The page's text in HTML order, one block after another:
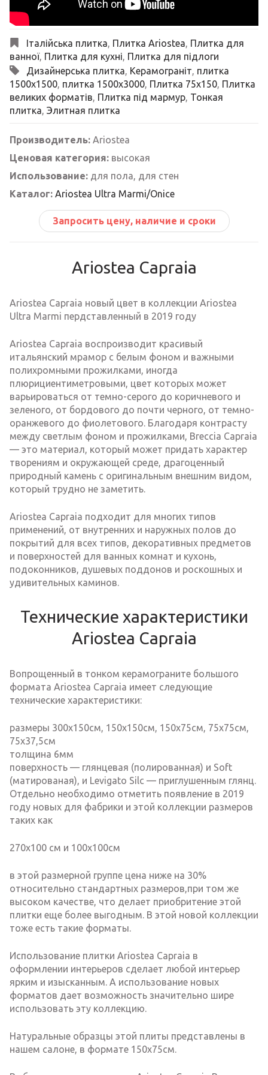
Італійська плитка, Плитка Ariostea, Плитка для
ванної, Плитка для кухні, Плитка для підлоги
Дизайнерська плитка, Керамограніт, плитка
1500x1500, плитка 1500x3000, Плитка 75х150, Плитка
великих форматів, Плитка під мармур, Тонкая
плитка, Элитная плитка
Производитель: Ariostea
Ценовая категория: высокая
Использование: для пола, для стен
Каталог: Ariostea Ultra Marmi/Onice
Запросить цену, наличие и сроки
Ariostea Capraia
Ariostea Capraia новый цвет в коллекции Ariostea
Ultra Marmi пердставленный в 2019 году
Ariostea Capraia воспроизводит красивый
итальянский мрамор с белым фоном и важными
полихромными прожилками, иногда
плюрициентиметровыми, цвет которых может
варьироваться от темно-серого до коричневого и
зеленого, от бордового до почти черного, от темно-
оранжевого до фиолетового. Благодаря контрасту
между светлым фоном и прожилками, Breccia Capraia
— это материал, который может придать характер
творениям и окружающей среде, драгоценный
природный камень с оригинальным внешним видом,
который трудно не заметить.
Ariostea Capraia подходит для многих типов
применений, от внутренних и наружных полов до
покрытий для всех типов, декоративных предметов
и поверхностей для ванных комнат и кухонь,
подоконников, душевых поддонов и роскошных и
удивительных каминов.
Технические характеристики
Ariostea Capraia
Вопрощенный в тонком керамограните большого
формата Ariostea Capraia имеет следующие
технические характеристики:
размеры 300х150см, 150х150см, 150х75см, 75х75см,
75х37,5см
толщина 6мм
поверхность — глянцевая (полированная) и Soft
(матированая), и Levigato Silc — приглушенным глянц.
Отдельно необходимо отметить появление в 2019
году новых для фабрики и этой коллекции размеров
таких как
270х100 см и 100х100см
в этой размерной группе цена ниже на 30%
относительно стандартных размеров,при том же
высоком качестве, что делает приобритение этой
плитки еще более выгодным. В этой новой коллекции
тоже есть такие форматы.
Использование плитки Ariostea Capraia в
оформлении интерьеров сделает любой интерьер
ярким и изысканным. А использование новых
форматов дает возможность значительно шире
использовать эту коллекцию.
Натуральные образцы этой плиты представлены в
нашем салоне, в формате 150х75см.